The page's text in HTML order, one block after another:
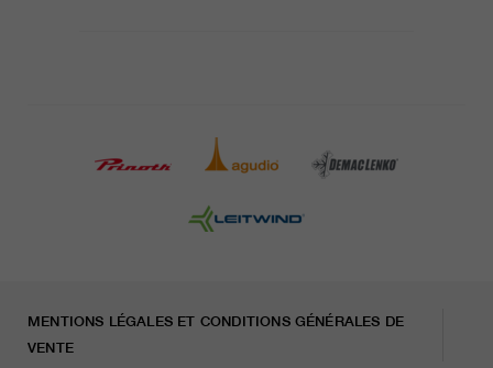
MENTIONS LÉGALES ET CONDITIONS GÉNÉRALES DE
VENTE